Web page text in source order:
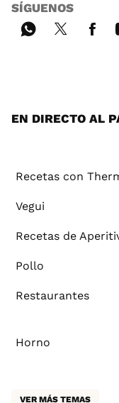
SÍGUENOS
EN DIRECTO AL
Recetas con
Vegui
Recetas de
Pollo
Restaurantes
Horno
VER MÁS TEMAS